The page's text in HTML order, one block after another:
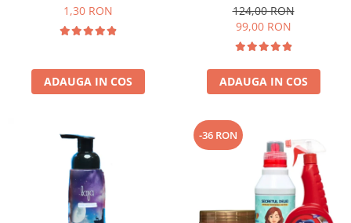
1,30 RON
ADAUGA IN COS
Multisuprafete
124,00 RON
99,00 RON
ADAUGA IN COS
-36 RON